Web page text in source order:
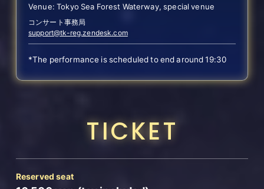
Venue: Tokyo Sea Forest Waterway, special venue
コンサート事務局
support@tk-reg.zendesk.com
*The performance is scheduled to end around 19:30
TICKET
Reserved seat